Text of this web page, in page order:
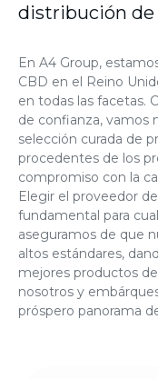
distribución de
En A4 Group,
CBD en el Reino
en todas las facetas.
de confianza, vamos
selección curada de
procedentes de los
compromiso con la
Elegir el proveedor
fundamental para
aseguramos de que
altos estándares,
mejores productos
nosotros y
próspero panorama